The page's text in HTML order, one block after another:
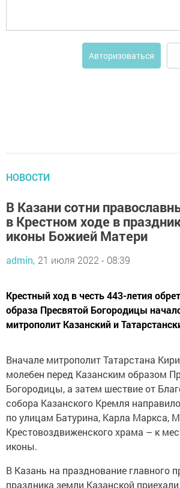
Авторизоваться
НОВОСТИ
В Казани сотни
в Крестном ходе в
иконы Божией Матери
admin, 21 июля 2022 - 08:39
Крестный ход в честь 443-летия
образа Пресвятой Богородицы
митрополит Казанский и
Вначале митрополит Татарстана
молебен перед Казанским образом
Богородицы, а затем шествие от
собора Казанского Кремля
по улицам Батурина, Карла Маркса,
Крестовоздвиженского храма – к
иконы.
В Казань на празднование главного
праздника земли Казанской